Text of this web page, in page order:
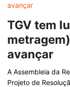
TGV tem
avançar
A Assembleia da
Projeto de